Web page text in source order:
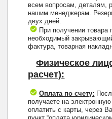
всем вопросам, деталям,
нашим менеджерам.
двух дней.
При получении товара
необходимый
фактура, товарная
Физическое
расчет):
Оплата по счету:
получаете на
оплатить с карты, через